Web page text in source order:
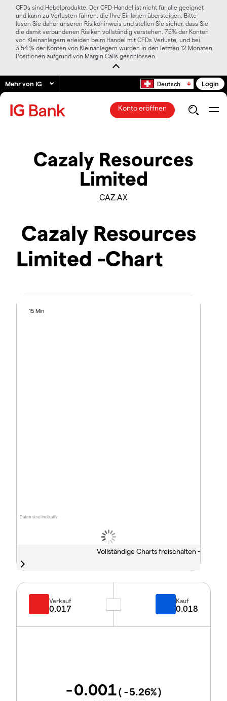
CFDs sind Hebelprodukte. Der CFD-Handel ist nicht für alle geeignet
und kann zu Verlusten führen, die Ihre Einlagen übersteigen. Bitte
lesen Sie daher unseren Risikohinweis und stellen Sie sicher, dass Sie
die damit verbundenen Risiken vollständig verstehen. 75% der Konten
von Kleinanlegern erleiden beim Handel mit CFDs Verluste, und bei
3.54 % der Konten von Kleinanlegern wurden in den letzten 12 Monaten
Positionen aufgrund von Margin Calls geschlossen.
Mehr von IG Deutsch Login
Konto eröffnen
Cazaly Resources
Limited
CAZ.AX
Cazaly Resources
Limited -Chart
Daten sind indikativ
15 Min
Vollständige Charts freischalten -
Verkauf
0.017
Kauf
0.018
-0.001( -5.26%)